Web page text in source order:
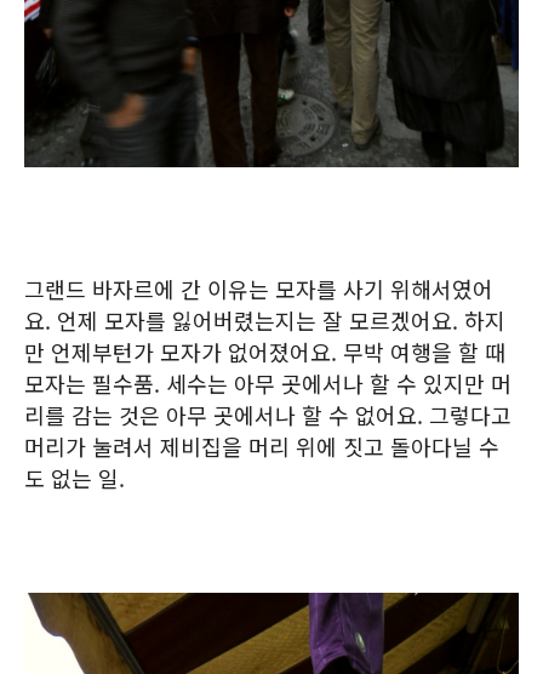
그랜드 바자르에 간 이유는 모자를 사기 위해서였어
요. 언제 모자를 잃어버렸는지는 잘 모르겠어요. 하지
만 언제부턴가 모자가 없어졌어요. 무박 여행을 할 때
모자는 필수품. 세수는 아무 곳에서나 할 수 있지만 머
리를 감는 것은 아무 곳에서나 할 수 없어요. 그렇다고
머리가 눌려서 제비집을 머리 위에 짓고 돌아다닐 수
도 없는 일.